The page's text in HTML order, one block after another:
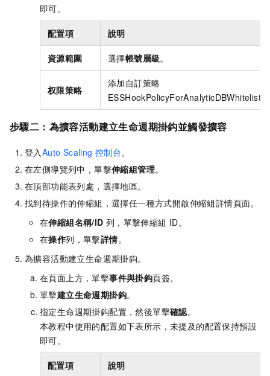
即可。
配置項 說明
資源範圍 選擇帳號層級。
权限策略
添加自訂策略
ESSHookPolicyForAnalyticDBWhitelist。
步驟二：為擴容活動建立生命週期掛鈎並觸發擴容
登入 Auto Scaling 控制台。
在左側導覽列中，單擊伸縮組管理。
在頂部功能表列處，選擇地區。
找到待操作的伸縮組，選擇任一種方式開啟伸縮組詳情頁面。
在伸縮組名稱/ID 列，單擊伸縮組 ID。
在操作列，單擊詳情。
為擴容活動建立生命週期掛鈎。
在頁面上方，單擊事件與掛鈎頁簽。
單擊建立生命週期掛鈎。
指定生命週期掛鈎配置，然後單擊確認。
本教程中使用的配置如下表所示，未提及的配置保持預設
即可。
配置項 說明